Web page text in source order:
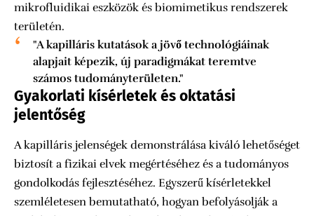
mikrofluidikai eszközök és biomimetikus rendszerek
területén.
"A kapilláris kutatások a jövő technológiáinak
alapjait képezik, új paradigmákat teremtve
számos tudományterületen."
Gyakorlati kísérletek és oktatási
jelentőség
A kapilláris jelenségek demonstrálása kiváló lehetőséget
biztosít a fizikai elvek megértéséhez és a tudományos
gondolkodás fejlesztéséhez. Egyszerű kísérletekkel
szemléletesen bemutatható, hogyan befolyásolják a